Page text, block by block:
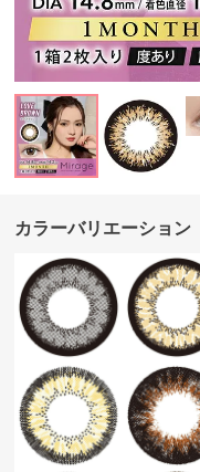
カラーバリエーション